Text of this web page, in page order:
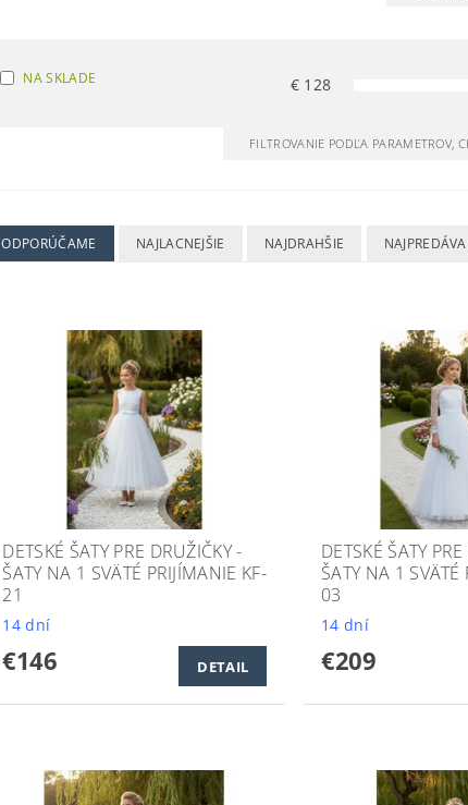
NA SKLADE € 128
FILTROVANIE PODĽA PARAMETROV,
ODPORÚČAME NAJLACNEJŠIE NAJDRAHŠIE
DETSKÉ ŠATY PRE DRUŽIČKY -
ŠATY NA 1 SVÄTÉ PRIJÍMANIE KF-
21
14 dní
€146 DETAIL
DETSKÉ ŠATY
ŠATY NA 1 SVÄTÉ
03
14 dní
€209